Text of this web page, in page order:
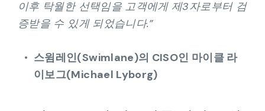
이후 탁월한 선택임을 고객에게 제3자로부터 검
증받을 수 있게 되었습니다.”
스윔레인(Swimlane)의 CISO인 마이클 라
이보그(Michael Lyborg)